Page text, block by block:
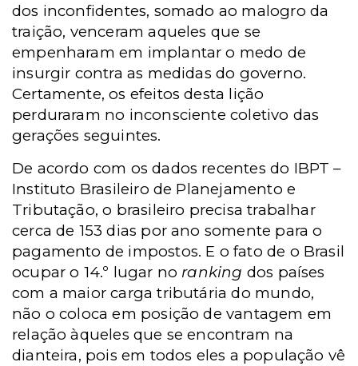
dos inconfidentes, somado ao malogro da
traição, venceram aqueles que se
empenharam em implantar o medo de
insurgir contra as medidas do governo.
Certamente, os efeitos desta lição
perduraram no inconsciente coletivo das
gerações seguintes.
De acordo com os dados recentes do IBPT –
Instituto Brasileiro de Planejamento e
Tributação, o brasileiro precisa trabalhar
cerca de 153 dias por ano somente para o
pagamento de impostos. E o fato de o Brasil
ocupar o 14.º lugar no ranking dos países
com a maior carga tributária do mundo,
não o coloca em posição de vantagem em
relação àqueles que se encontram na
dianteira, pois em todos eles a população vê